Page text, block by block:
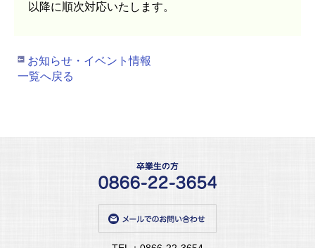
以降に順次対応いたします。
お知らせ・イベント情報
一覧へ戻る